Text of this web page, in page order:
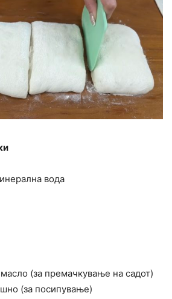
вода
(за премачкување на садот)
(за посипување)